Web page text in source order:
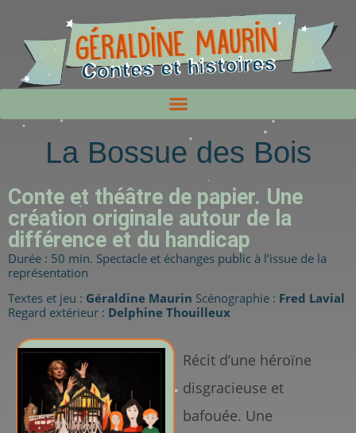
La Bossue des Bois
Conte et théâtre de papier. Une
création originale autour de la
différence et du handicap
Durée : 50 min. Spectacle et échanges public à l’issue de la
représentation
Textes et jeu : Géraldine Maurin Scénographie : Fred Lavial
Regard extérieur : Delphine Thouilleux
Récit d’une héroïne
disgracieuse et
bafouée. Une